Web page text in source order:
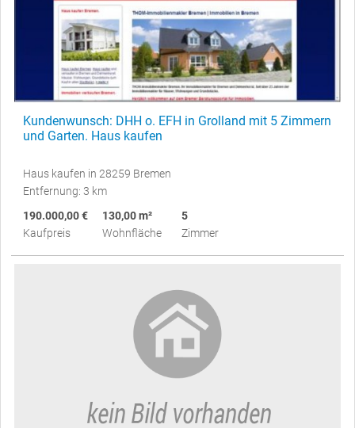
Kundenwunsch: DHH o. EFH in Grolland mit 5 Zimmern
und Garten. Haus kaufen
Haus kaufen in 28259 Bremen
Entfernung: 3 km
190.000,00 €
Kaufpreis
130,00 m²
Wohnfläche
5
Zimmer